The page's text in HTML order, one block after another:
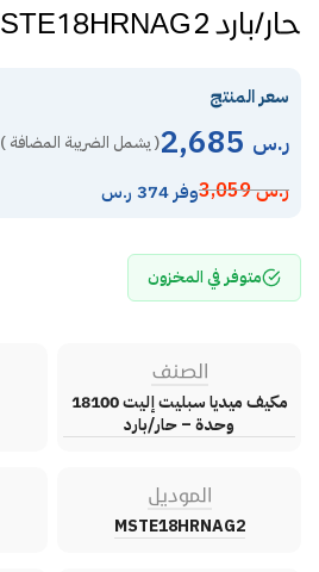
حار/بارد MSTE18HRNAG2
سعر المنتج
ر.س ( يشمل الضريبة المضافة )
ر.س3,059 وفر 374 ر.س
متوفر في المخزون
الصنف
مكيف ميديا سبليت إليت 18100
وحدة – حار/بارد
الموديل
MSTE18HRNAG2